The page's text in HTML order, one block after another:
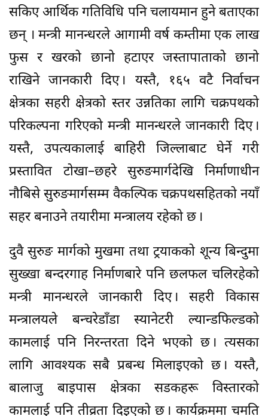
सकिए आर्थिक गतिविधि पनि चलायमान हुने बताएका
छन् । मन्त्री मानन्धरले आगामी वर्ष कम्तीमा एक लाख
फुस र खरको छानो हटाएर जस्तापाताको छानो
राखिने जानकारी दिए । यस्तै, १६५ वटै निर्वाचन
क्षेत्रका सहरी क्षेत्रको स्तर उन्नतिका लागि चक्रपथको
परिकल्पना गरिएको मन्त्री मानन्धरले जानकारी दिए ।
यस्तै, उपत्यकालाई बाहिरी जिल्लाबाट घेर्ने गरी
प्रस्तावित टोखा–छहरे सुरुङमार्गदेखि निर्माणाधीन
नौबिसे सुरुङमार्गसम्म वैकल्पिक चक्रपथसहितको नयाँ
सहर बनाउने तयारीमा मन्त्रालय रहेको छ ।
दुवै सुरुङ मार्गको मुखमा तथा ट्रयाकको शून्य बिन्दुमा
सुख्खा बन्दरगाह निर्माणबारे पनि छलफल चलिरहेको
मन्त्री मानन्धरले जानकारी दिए । सहरी विकास
मन्त्रालयले बन्चरेडाँडा स्यानेटरी ल्यान्डफिल्डको
कामलाई पनि निरन्तरता दिने भएको छ । त्यसका
लागि आवश्यक सबै प्रबन्ध मिलाइएको छ । यस्तै,
बालाजु बाइपास क्षेत्रका सडकहरू विस्तारको
कामलाई पनि तीव्रता दिइएको छ । कार्यक्रममा चमति